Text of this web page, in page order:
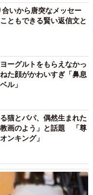
合いから唐突なメッセー
ともできる賢い返信文と
ーグルトをもらえなかっ
た顔がかわいすぎ「鼻息
ル」
猫とパパ、偶然生まれた
画のよう」と話題 「尊
ンキング」